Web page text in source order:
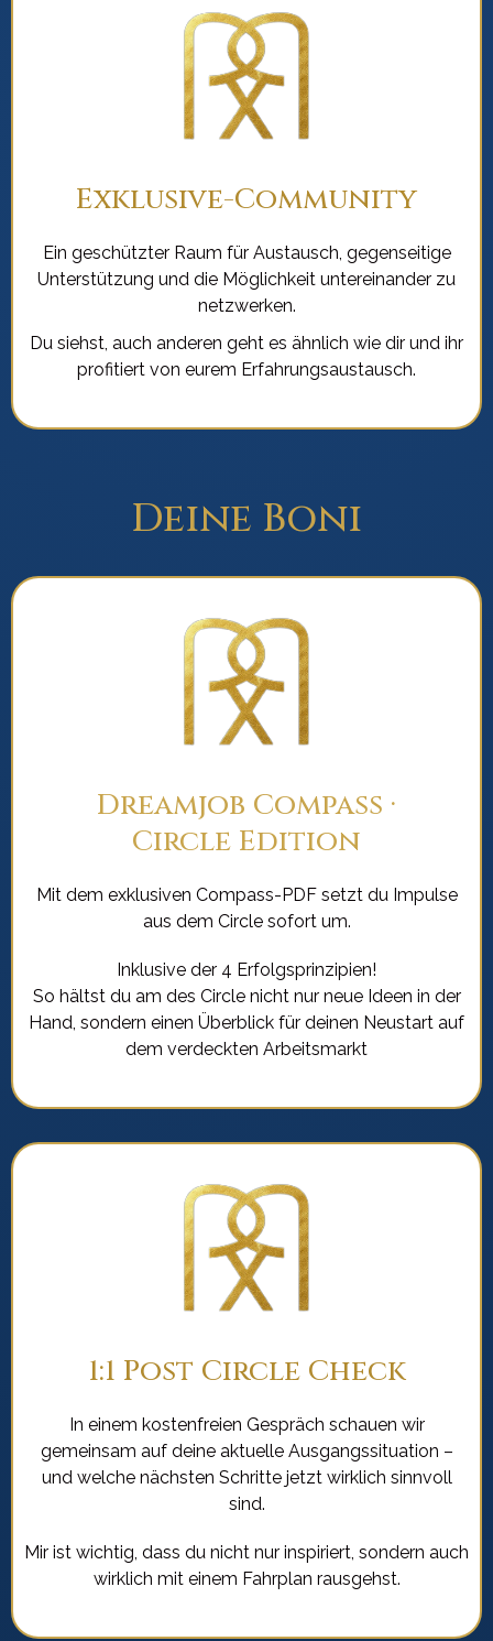
Exklusive-Community
Ein geschützter Raum für Austausch, gegenseitige
Unterstützung und die Möglichkeit untereinander zu
netzwerken.
Du siehst, auch anderen geht es ähnlich wie dir und ihr
profitiert von eurem Erfahrungsaustausch.
Deine Boni
Dreamjob Compass ·
Circle Edition
Mit dem exklusiven Compass-PDF setzt du Impulse
aus dem Circle sofort um.
Inklusive der 4 Erfolgsprinzipien!
So hältst du am des Circle nicht nur neue Ideen in der
Hand, sondern einen Überblick für deinen Neustart auf
dem verdeckten Arbeitsmarkt
1:1 Post Circle Check
In einem kostenfreien Gespräch schauen wir
gemeinsam auf deine aktuelle Ausgangssituation –
und welche nächsten Schritte jetzt wirklich sinnvoll
sind.
Mir ist wichtig, dass du nicht nur inspiriert, sondern auch
wirklich mit einem Fahrplan rausgehst.